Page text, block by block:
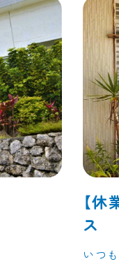
【
ス
いつ